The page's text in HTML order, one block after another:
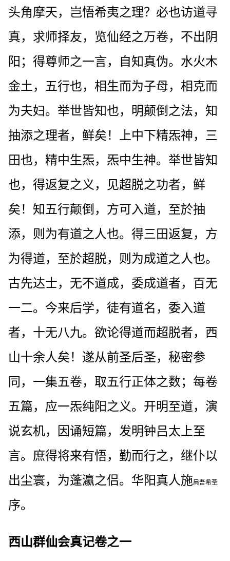
头角摩天，岂悟希夷之理？必也访道寻
真，求师择友，览仙经之万卷，不出阴
阳；得尊师之一言，自知真伪。水火木
金土，五行也，相生而为子母，相克而
为夫妇。举世皆知也，明颠倒之法，知
抽添之理者，鲜矣！上中下精炁神，三
田也，精中生炁，炁中生神。举世皆知
也，得返复之义，见超脱之功者，鲜
矣！知五行颠倒，方可入道，至於抽
添，则为有道之人也。得三田返复，方
为得道，至於超脱，则为成道之人也。
古先达士，无不道成，委成道者，百无
一二。今来后学，徒有道名，委入道
者，十无八九。欲论得道而超脱者，西
山十余人矣！遂从前圣后圣，秘密参
同，一集五卷，取五行正体之数；每卷
五篇，应一炁纯阳之义。开明至道，演
说玄机，因诵短篇，发明钟吕太上至
言。庶得将来有悟，勤而行之，继仆以
出尘寰，为蓬瀛之侣。华阳真人施肩吾希圣
序。
西山群仙会真记卷之一